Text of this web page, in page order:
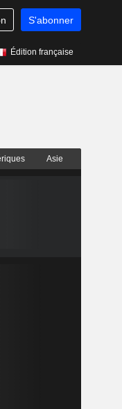
S'abonner
Édition française
Asie